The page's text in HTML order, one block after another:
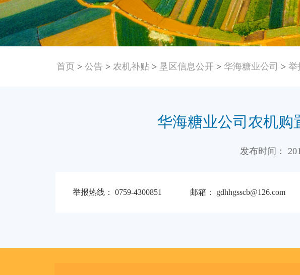
首页 > 公告 > 农机补贴 > 垦区信息公开 > 华海糖业公司 > 举
华海糖业公司农机购
发布时间：
举报热线： 0759-4300851 邮箱： gdhhgsscb@126.com